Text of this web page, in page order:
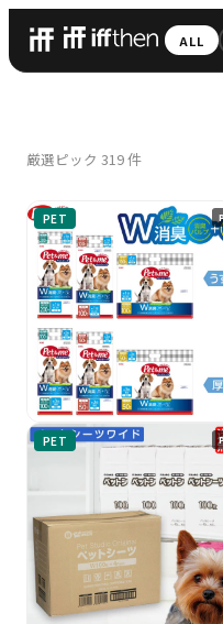
iffthen — 毎
ALL
厳選ピック 319件
PET
PET